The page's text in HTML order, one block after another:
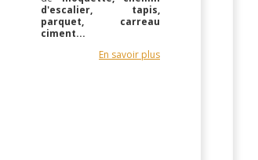
d'escalier, tapis,
parquet, carreau
ciment...
En savoir plus